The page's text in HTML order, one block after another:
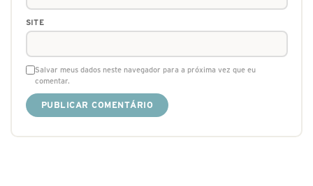
SITE
Salvar meus dados neste navegador para a próxima vez que eu
comentar.